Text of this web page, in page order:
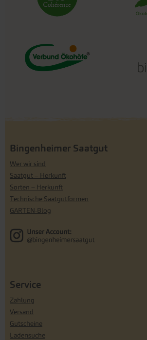
Bingenheimer Saatgut
Wer wir sind
Saatgut – Herkunft
Sorten – Herkunft
Technische Saatgutformen
GARTEN-Blog
Service
Zahlung
Versand
Gutscheine
Ladensuche